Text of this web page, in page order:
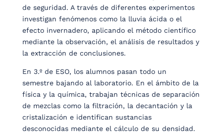
de seguridad. A través de diferentes experimentos
investigan fenómenos como la lluvia ácida o el
efecto invernadero, aplicando el método científico
mediante la observación, el análisis de resultados y
la extracción de conclusiones.
En 3.º de ESO, los alumnos pasan todo un
semestre bajando al laboratorio. En el ámbito de la
física y la química, trabajan técnicas de separación
de mezclas como la filtración, la decantación y la
cristalización e identifican sustancias
desconocidas mediante el cálculo de su densidad.